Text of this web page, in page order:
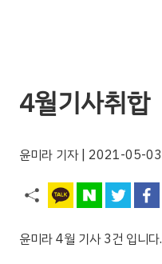
4월기사취합
윤미라 기자| 2021-05-03
윤미라 4월 기사 3건 입니다.